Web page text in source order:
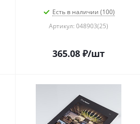
Есть в наличии (100)
Артикул: 048903(25)
365.08₽/шт